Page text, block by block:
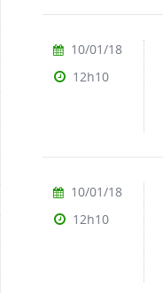
10/01/18
12h10
10/01/18
12h10